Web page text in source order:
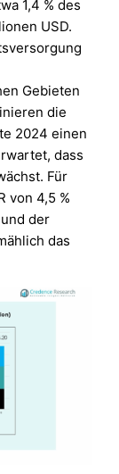
1,4 % des
USD.
Gebieten
die
2024 einen
dass
Für
von 4,5 %
der
das